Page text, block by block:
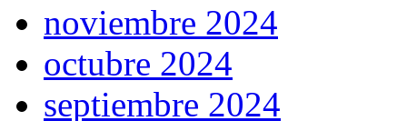
noviembre 2024
octubre 2024
septiembre 2024